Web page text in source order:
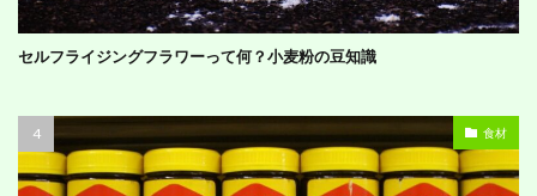
セルフライジングフラワーって何？小麦粉の豆知識
食材